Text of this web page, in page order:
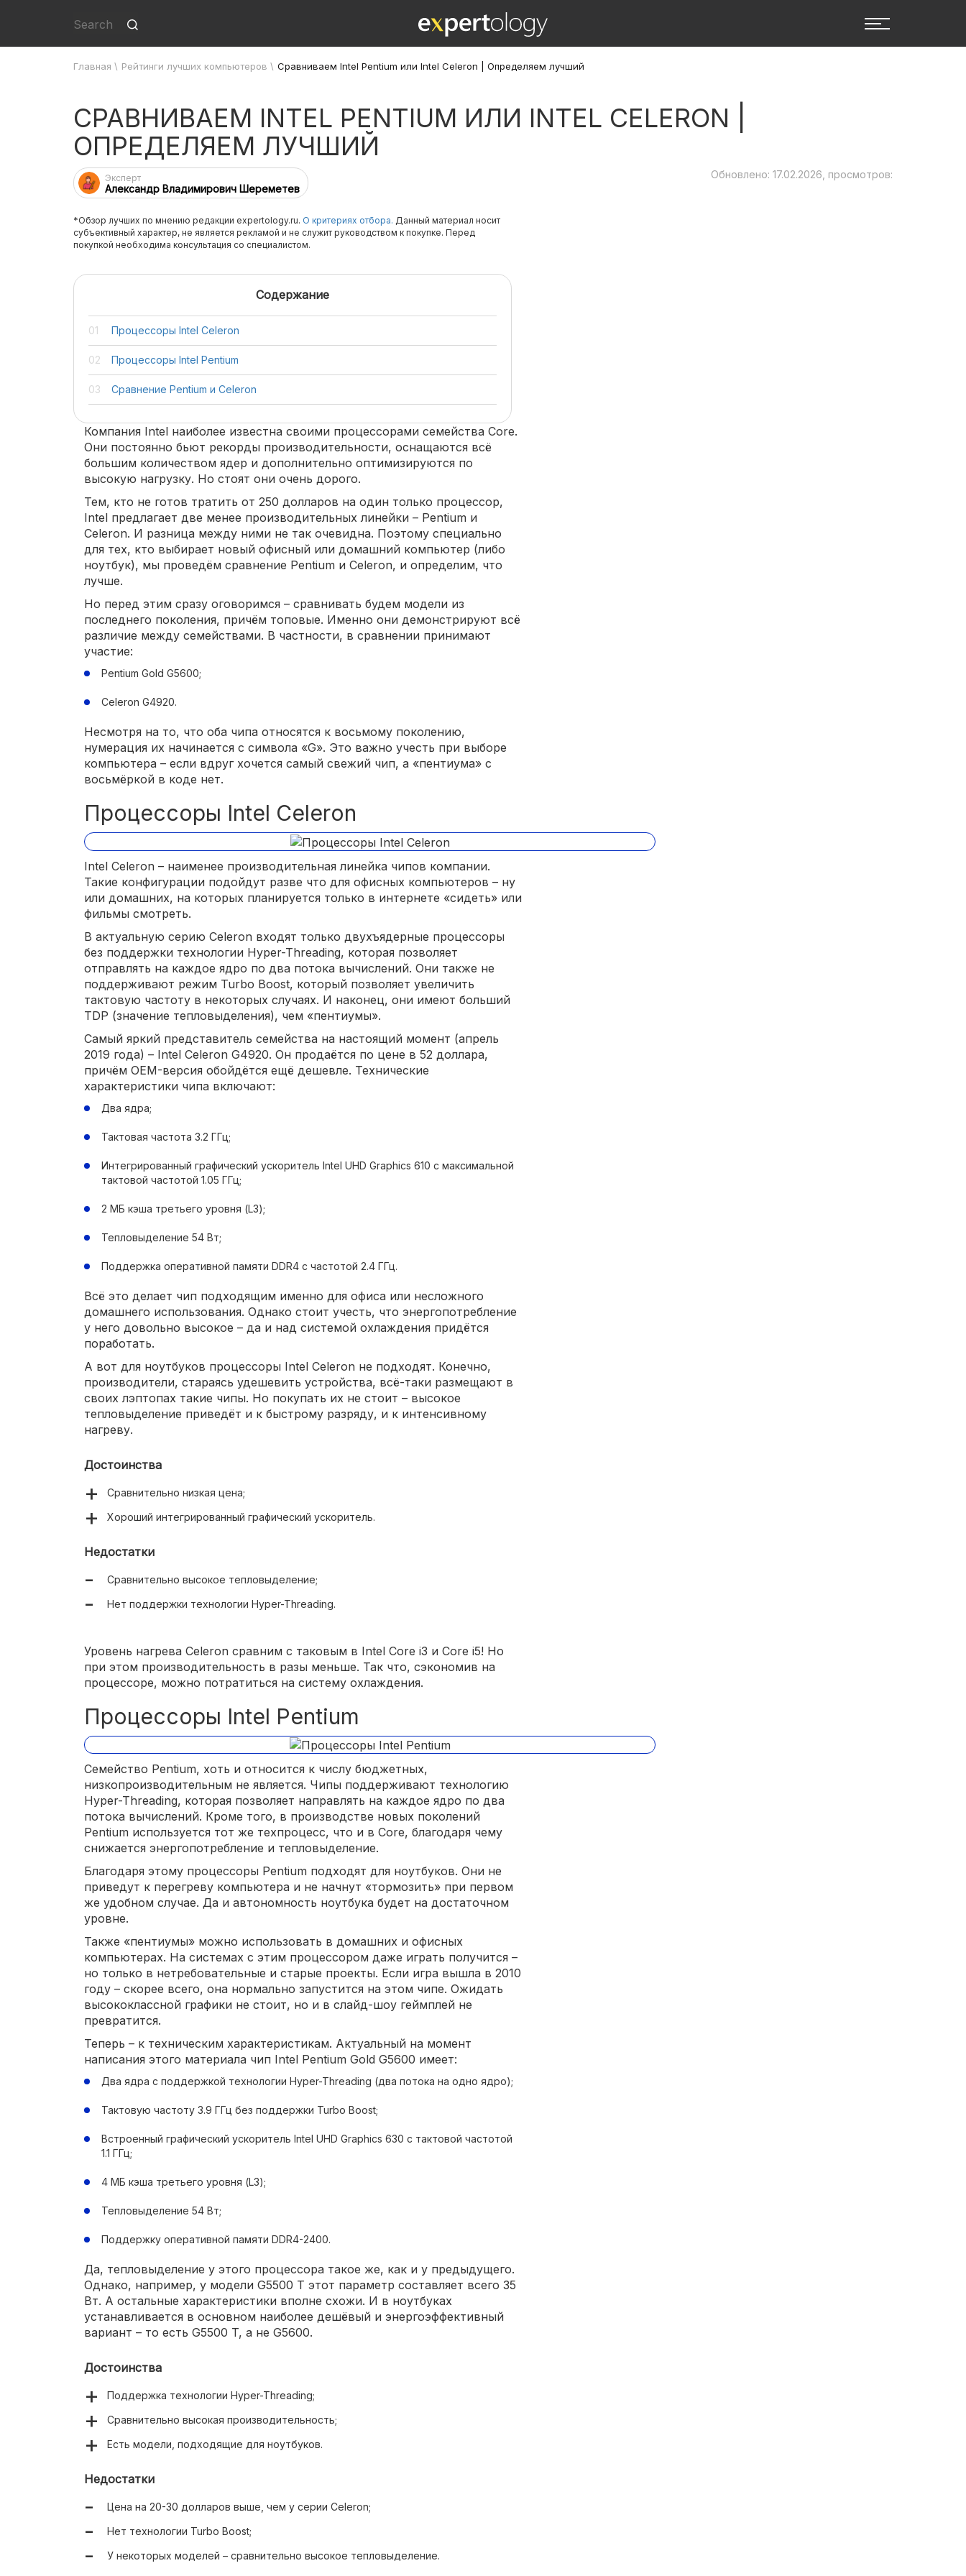
Главная \ Рейтинги лучших компьютеров \ Сравниваем Intel Pentium или Intel Celeron | Определяем лучший
СРАВНИВАЕМ INTEL PENTIUM ИЛИ INTEL CELERON |
ОПРЕДЕЛЯЕМ ЛУЧШИЙ
Эксперт
Александр Владимирович Шереметев
Обновлено: 17.02.2026, просмотров:
*Обзор лучших по мнению редакции expertology.ru. О критериях отбора. Данный материал носит
субъективный характер, не является рекламой и не служит руководством к покупке. Перед
покупкой необходима консультация со специалистом.
Содержание
Процессоры Intel Celeron
Процессоры Intel Pentium
Сравнение Pentium и Celeron
Компания Intel наиболее известна своими процессорами семейства Core.
Они постоянно бьют рекорды производительности, оснащаются всё
большим количеством ядер и дополнительно оптимизируются по
высокую нагрузку. Но стоят они очень дорого.
Тем, кто не готов тратить от 250 долларов на один только процессор,
Intel предлагает две менее производительных линейки – Pentium и
Celeron. И разница между ними не так очевидна. Поэтому специально
для тех, кто выбирает новый офисный или домашний компьютер (либо
ноутбук), мы проведём сравнение Pentium и Celeron, и определим, что
лучше.
Но перед этим сразу оговоримся – сравнивать будем модели из
последнего поколения, причём топовые. Именно они демонстрируют всё
различие между семействами. В частности, в сравнении принимают
участие:
Pentium Gold G5600;
Celeron G4920.
Несмотря на то, что оба чипа относятся к восьмому поколению,
нумерация их начинается с символа «G». Это важно учесть при выборе
компьютера – если вдруг хочется самый свежий чип, а «пентиума» с
восьмёркой в коде нет.
Процессоры Intel Celeron
Intel Celeron – наименее производительная линейка чипов компании.
Такие конфигурации подойдут разве что для офисных компьютеров – ну
или домашних, на которых планируется только в интернете «сидеть» или
фильмы смотреть.
В актуальную серию Celeron входят только двухъядерные процессоры
без поддержки технологии Hyper-Threading, которая позволяет
отправлять на каждое ядро по два потока вычислений. Они также не
поддерживают режим Turbo Boost, который позволяет увеличить
тактовую частоту в некоторых случаях. И наконец, они имеют больший
TDP (значение тепловыделения), чем «пентиумы».
Самый яркий представитель семейства на настоящий момент (апрель
2019 года) – Intel Celeron G4920. Он продаётся по цене в 52 доллара,
причём OEM-версия обойдётся ещё дешевле. Технические
характеристики чипа включают:
Два ядра;
Тактовая частота 3.2 ГГц;
Интегрированный графический ускоритель Intel UHD Graphics 610 с максимальной
тактовой частотой 1.05 ГГц;
2 МБ кэша третьего уровня (L3);
Тепловыделение 54 Вт;
Поддержка оперативной памяти DDR4 с частотой 2.4 ГГц.
Всё это делает чип подходящим именно для офиса или несложного
домашнего использования. Однако стоит учесть, что энергопотребление
у него довольно высокое – да и над системой охлаждения придётся
поработать.
А вот для ноутбуков процессоры Intel Celeron не подходят. Конечно,
производители, стараясь удешевить устройства, всё-таки размещают в
своих лэптопах такие чипы. Но покупать их не стоит – высокое
тепловыделение приведёт и к быстрому разряду, и к интенсивному
нагреву.
Достоинства
Сравнительно низкая цена;
Хороший интегрированный графический ускоритель.
Недостатки
Сравнительно высокое тепловыделение;
Нет поддержки технологии Hyper-Threading.
Уровень нагрева Celeron сравним с таковым в Intel Core i3 и Core i5! Но
при этом производительность в разы меньше. Так что, сэкономив на
процессоре, можно потратиться на систему охлаждения.
Процессоры Intel Pentium
Семейство Pentium, хоть и относится к числу бюджетных,
низкопроизводительным не является. Чипы поддерживают технологию
Hyper-Threading, которая позволяет направлять на каждое ядро по два
потока вычислений. Кроме того, в производстве новых поколений
Pentium используется тот же техпроцесс, что и в Core, благодаря чему
снижается энергопотребление и тепловыделение.
Благодаря этому процессоры Pentium подходят для ноутбуков. Они не
приведут к перегреву компьютера и не начнут «тормозить» при первом
же удобном случае. Да и автономность ноутбука будет на достаточном
уровне.
Также «пентиумы» можно использовать в домашних и офисных
компьютерах. На системах с этим процессором даже играть получится –
но только в нетребовательные и старые проекты. Если игра вышла в 2010
году – скорее всего, она нормально запустится на этом чипе. Ожидать
высококлассной графики не стоит, но и в слайд-шоу геймплей не
превратится.
Теперь – к техническим характеристикам. Актуальный на момент
написания этого материала чип Intel Pentium Gold G5600 имеет:
Два ядра с поддержкой технологии Hyper-Threading (два потока на одно ядро);
Тактовую частоту 3.9 ГГц без поддержки Turbo Boost;
Встроенный графический ускоритель Intel UHD Graphics 630 с тактовой частотой
1.1 ГГц;
4 МБ кэша третьего уровня (L3);
Тепловыделение 54 Вт;
Поддержку оперативной памяти DDR4-2400.
Да, тепловыделение у этого процессора такое же, как и у предыдущего.
Однако, например, у модели G5500 T этот параметр составляет всего 35
Вт. А остальные характеристики вполне схожи. И в ноутбуках
устанавливается в основном наиболее дешёвый и энергоэффективный
вариант – то есть G5500 T, а не G5600.
Достоинства
Поддержка технологии Hyper-Threading;
Сравнительно высокая производительность;
Есть модели, подходящие для ноутбуков.
Недостатки
Цена на 20-30 долларов выше, чем у серии Celeron;
Нет технологии Turbo Boost;
У некоторых моделей – сравнительно высокое тепловыделение.